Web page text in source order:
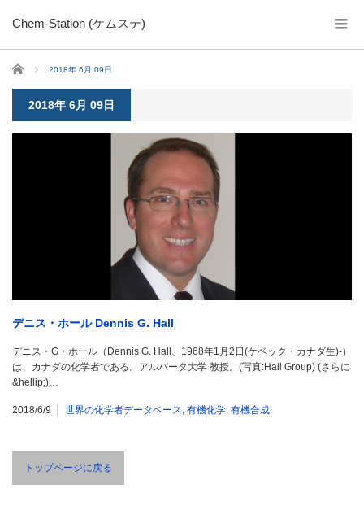
Chem-Station (ケムステ)
ホーム 2018年 6月 09日
2018年 6月 09日
デニス・ホール Dennis G. Hall
デニス・G・ホール（Dennis G. Hall、1968年1月2日(ケベック・カナダ生)-）
は、カナダの化学者である。アルバータ大学 教授。(写真:Hall Group) (さらに
&hellip;)…
2018/6/9 世界の化学者データベース, 有機化学, 有機合成
トップページに戻る